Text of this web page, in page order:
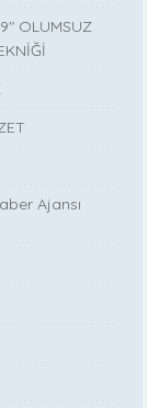
OLUMSUZ
Ajansı